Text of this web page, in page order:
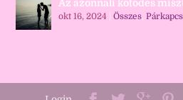
Az azonnali kötődés
okt 16, 2024 |Összes ,